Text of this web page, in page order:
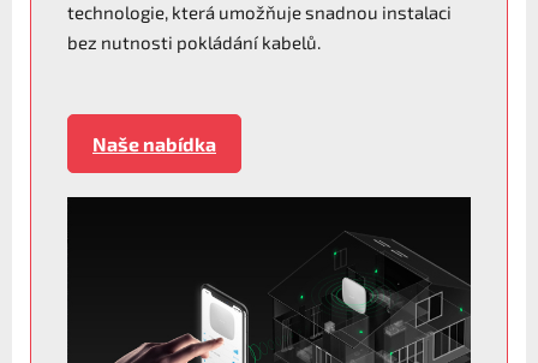
technologie, která umožňuje snadnou instalaci
bez nutnosti pokládání kabelů.
Naše nabídka